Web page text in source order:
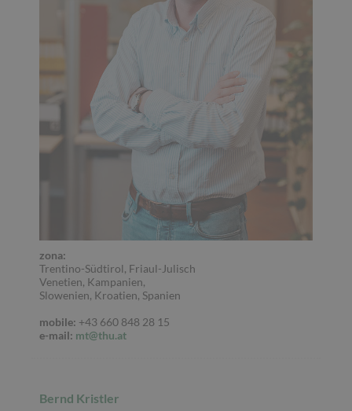
zona:
Trentino-Südtirol, Friaul-Julisch
Venetien, Kampanien,
Slowenien, Kroatien, Spanien
mobile: +43 660 848 28 15
e-mail: mt@thu.at
Bernd Kristler